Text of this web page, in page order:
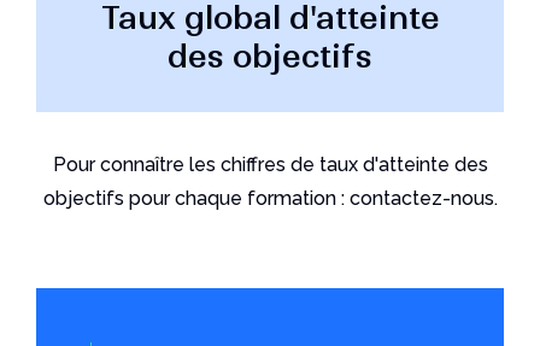
Taux global d'atteinte
des objectifs
Pour connaître les chiffres de taux d'atteinte des
objectifs pour chaque formation : contactez-nous.